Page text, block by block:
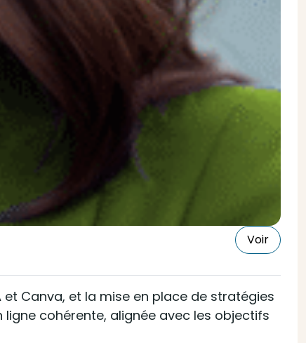
Voir
Canva, et la mise en place de stratégies
ligne cohérente, alignée avec les objectifs